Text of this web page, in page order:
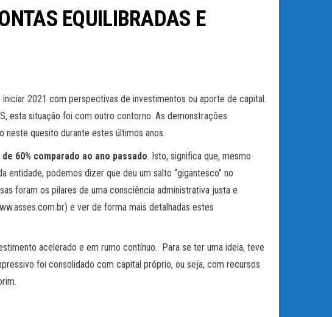
EQUILIBRADAS E
2021 com perspectivas de investimentos ou aporte de capital.
esta situação foi com outro contorno. As demonstrações
quesito durante estes últimos anos.
60% comparado ao ano passado. Isto, significa que, mesmo
entidade, podemos dizer que deu um salto “gigantesco” no
foram os pilares de uma consciência administrativa justa e
e ver de forma mais detalhadas estes
acelerado e em rumo contínuo. Para se ter uma ideia, teve
foi consolidado com capital próprio, ou seja, com recursos